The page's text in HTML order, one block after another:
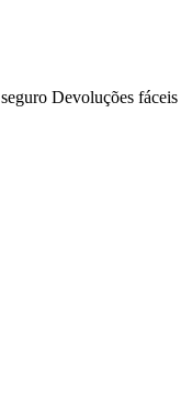
Devoluções fáceis